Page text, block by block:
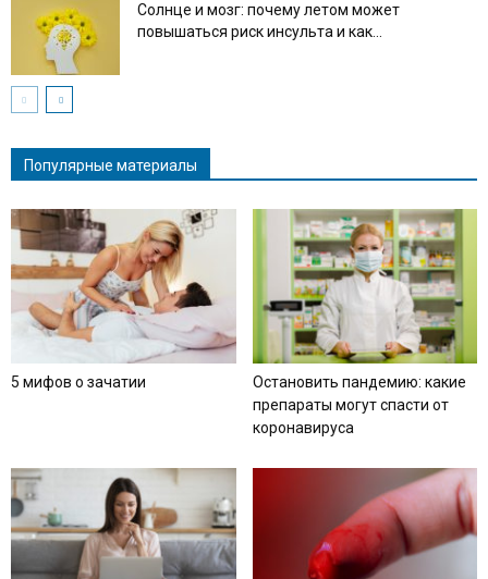
Солнце и мозг: почему летом может
повышаться риск инсульта и как...
Популярные материалы
5 мифов о зачатии
Остановить пандемию: какие
препараты могут спасти от
коронавируса